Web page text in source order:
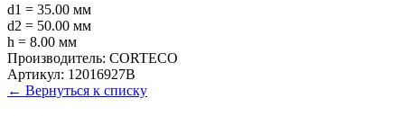
d1 = 35.00 мм
d2 = 50.00 мм
h = 8.00 мм
Производитель: CORTECO
Артикул: 12016927B
← Вернуться к списку